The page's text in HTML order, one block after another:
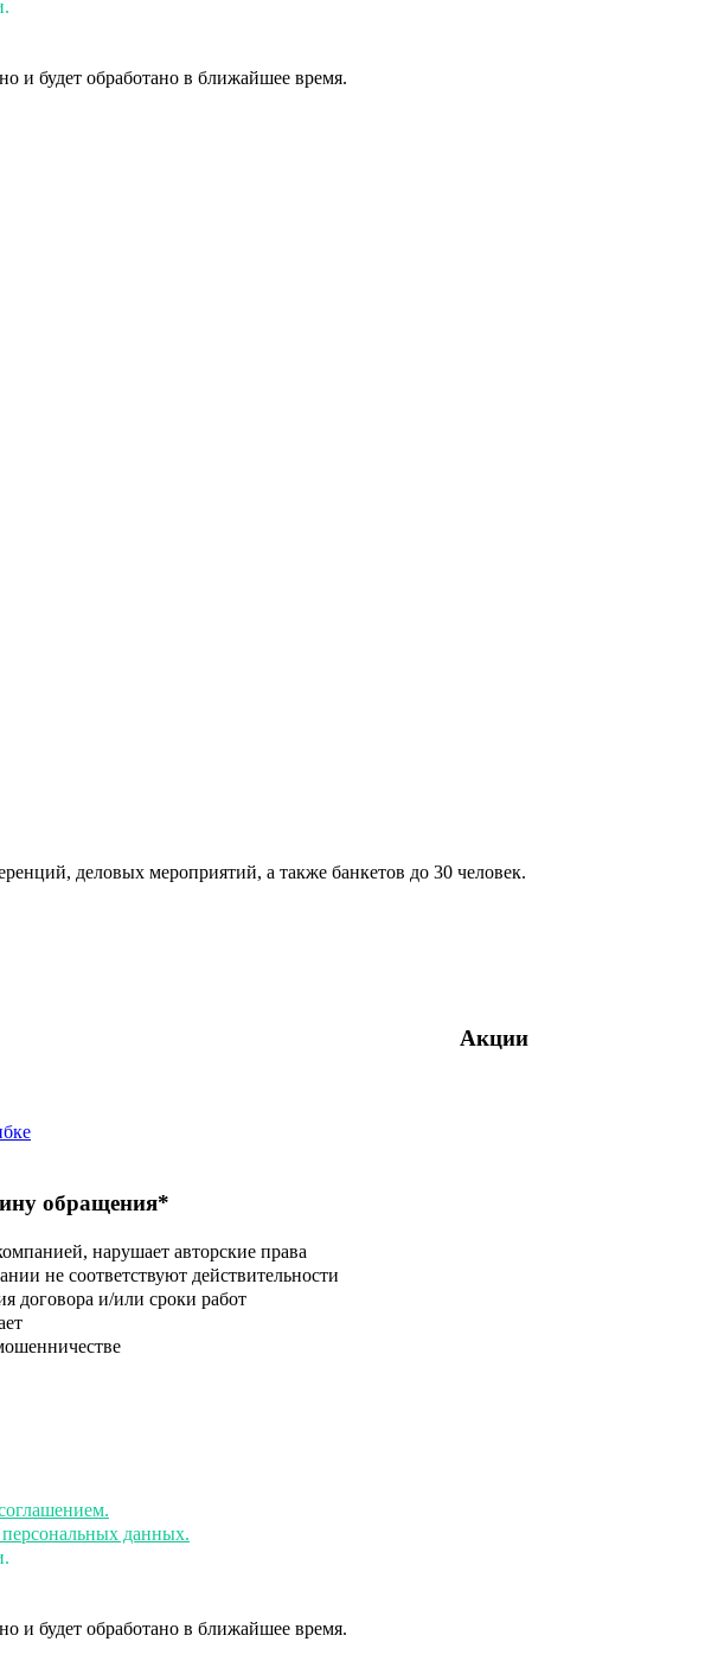
и будет обработано в ближайшее время.
деловых мероприятий, а также банкетов до 30 человек.
Акции
обращения*
нарушает авторские права
не соответствуют действительности
договора и/или сроки работ
данных.
и будет обработано в ближайшее время.